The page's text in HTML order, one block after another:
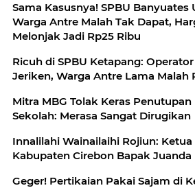
Sama Kasusnya! SPBU
Warga Antre Malah Tak Dapat,
Melonjak Jadi Rp25 Ribu
Ricuh di SPBU Ketapang:
Jeriken, Warga Antre Lama Malah
Mitra MBG Tolak Keras
Sekolah: Merasa Sangat Dirugikan
Innalilahi Wainailaihi Rojiun: Ketua
Kabupaten Cirebon Bapak
Geger! Pertikaian Pakai Sajam di